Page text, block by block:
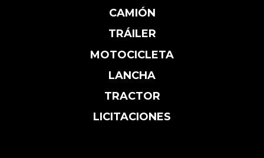
CAMIÓN
TRÁILER
MOTOCICLETA
LANCHA
TRACTOR
LICITACIONES